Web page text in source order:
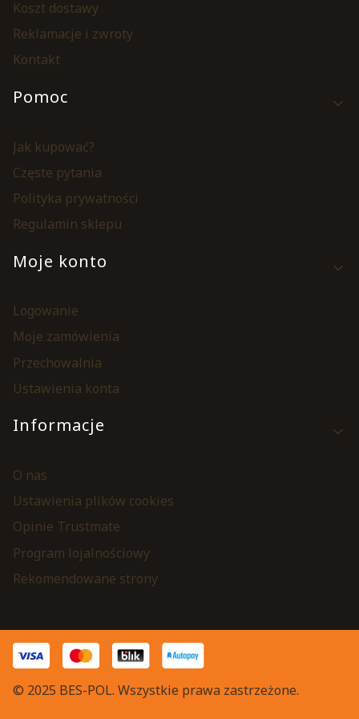
Koszt dostawy
Reklamacje i zwroty
Kontakt
Pomoc
Jak kupować?
Częste pytania
Polityka prywatności
Regulamin sklepu
Moje konto
Logowanie
Moje zamówienia
Przechowalnia
Ustawienia konta
Informacje
O nas
Ustawienia plików cookies
Opinie Trustmate
Program lojalnościowy
Rekomendowane strony
© 2025 BES-POL. Wszystkie prawa zastrzeżone.